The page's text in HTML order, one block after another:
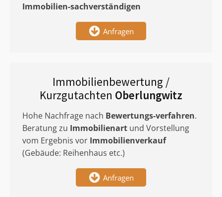
Immobilien-sachverständigen
Anfragen
Immobilienbewertung /
Kurzgutachten Oberlungwitz
Hohe Nachfrage nach Bewertungs-verfahren.
Beratung zu Immobilienart und Vorstellung
vom Ergebnis vor Immobilienverkauf
(Gebäude: Reihenhaus etc.)
Anfragen